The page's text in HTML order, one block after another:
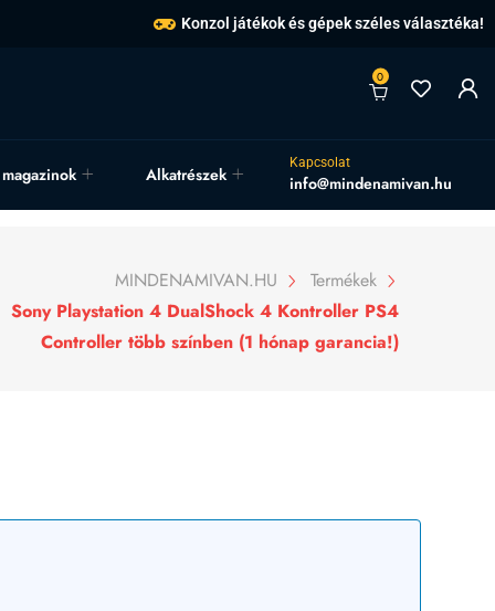
Konzol játékok és gépek széles választéka!
0
Alkatrészek
Kapcsolat
info@mindenamivan.hu
MINDENAMIVAN.HU
Termékek
Sony Playstation 4 DualShock 4 Kontroller PS4
Controller több színben (1 hónap garancia!)